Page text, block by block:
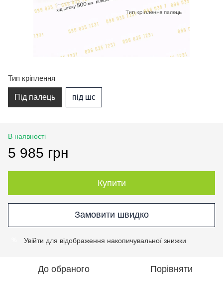
Тип кріплення
Під палець під шс
В наявності
5 985 грн
Купити
Замовити швидко
Увійти для відображення накопичувальної знижки
До обраного Порівняти